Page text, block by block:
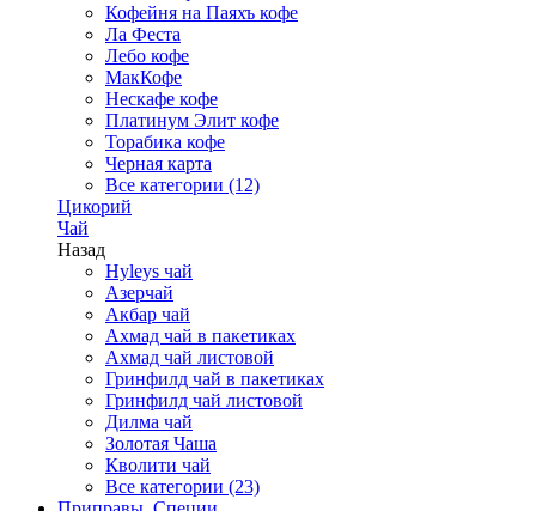
Кофейня на Паяхъ кофе
Ла Феста
Лебо кофе
МакКофе
Нескафе кофе
Платинум Элит кофе
Торабика кофе
Черная карта
Все категории (12)
Цикорий
Чай
Назад
Hyleys чай
Азерчай
Акбар чай
Ахмад чай в пакетиках
Ахмад чай листовой
Гринфилд чай в пакетиках
Гринфилд чай листовой
Дилма чай
Золотая Чаша
Кволити чай
Все категории (23)